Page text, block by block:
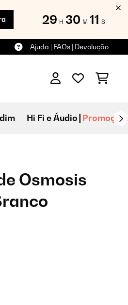
29 H 30 M 10 S
Ajuda | FAQs | Devolução
Hi Fi e Áudio
Osmosis